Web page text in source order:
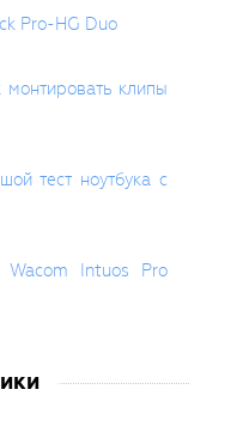
Pro-HG Duo
клипы
тест ноутбука с
Wacom Intuos Pro